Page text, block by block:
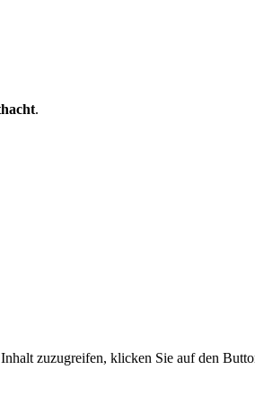
.
zuzugreifen, klicken Sie auf den